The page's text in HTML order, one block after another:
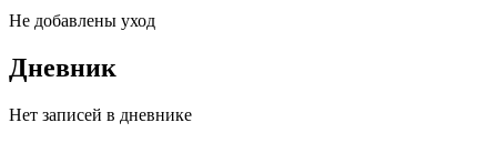
Не добавлены уход
Дневник
Нет записей в дневнике